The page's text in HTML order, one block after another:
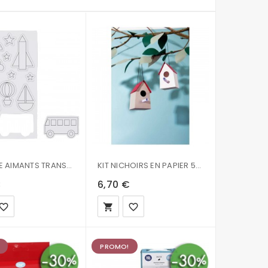
PLANCHE AIMANTS TRANSPORTS 15X21CM KIT NICHOIRS EN PAPIER 500008.417
6,70 €
local_grocery_store favorite_border
PROMO!